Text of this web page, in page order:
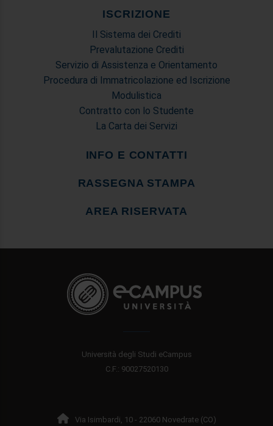
ISCRIZIONE
Il Sistema dei Crediti
Prevalutazione Crediti
Servizio di Assistenza e Orientamento
Procedura di Immatricolazione ed Iscrizione
Modulistica
Contratto con lo Studente
La Carta dei Servizi
INFO E CONTATTI
RASSEGNA STAMPA
AREA RISERVATA
Università degli Studi eCampus
C.F.: 90027520130
Via Isimbardi, 10 - 22060 Novedrate (CO)